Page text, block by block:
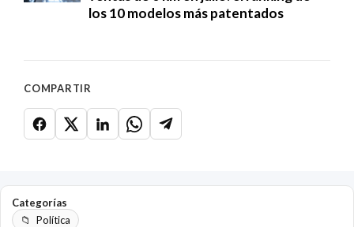
los 10 modelos más patentados
COMPARTIR
Categorías
Política